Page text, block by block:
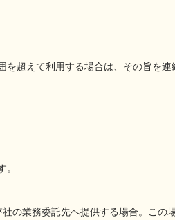
を超えて利用する場合は、その旨を連
の業務委託先へ提供する場合。この